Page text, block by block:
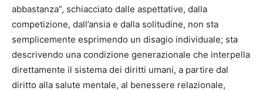
abbastanza”, schiacciato dalle aspettative, dalla
competizione, dall’ansia e dalla solitudine, non sta
semplicemente esprimendo un disagio individuale; sta
descrivendo una condizione generazionale che interpella
direttamente il sistema dei diritti umani, a partire dal
diritto alla salute mentale, al benessere relazionale,